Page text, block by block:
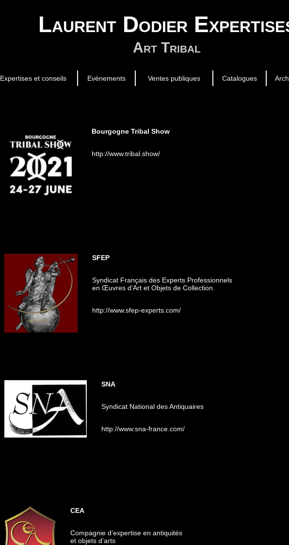
Laurent Dodier
Art Tribal
Expertises et conseils Evénements Ventes publiques Catalogues
Bourgogne Tribal Show
http://www.tribal.show/
SFEP
Syndicat Français des Experts Professionnels
en Œuvres d’Art et Objets de Collection.
http://www.sfep-experts.com/
SNA
Syndicat National des Antiquaires
http://www.sna-france.com/
CEA
Compagnie d’expertise en antiquités
et objets d’arts